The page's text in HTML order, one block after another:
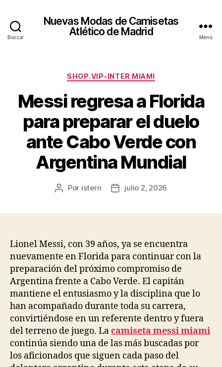
Buscar
Nuevas Modas de Camisetas
Atlético de Madrid
Menú
Categorías
SHOP.VIP-INTER MIAMI
Messi regresa a Florida
para preparar el duelo
ante Cabo Verde con
Argentina Mundial
Autor
Por istern
Fechajulio 2, 2026
Lionel Messi, con 39 años, ya se encuentra
nuevamente en Florida para continuar con la
preparación del próximo compromiso de
Argentina frente a Cabo Verde. El capitán
mantiene el entusiasmo y la disciplina que lo
han acompañado durante toda su carrera,
convirtiéndose en un referente dentro y fuera
del terreno de juego. Lacamiseta messi miami
continúa siendo una de las más buscadas por
los aficionados que siguen cada paso del